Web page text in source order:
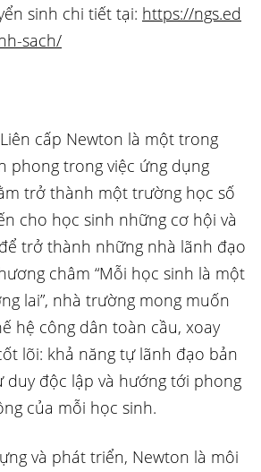
sinh chi tiết tại: https://ngs.ed
sach/
cấp Newton là một trong
phong trong việc ứng dụng
trở thành một trường học số
cho học sinh những cơ hội và
trở thành những nhà lãnh đạo
châm “Mỗi học sinh là một
lai”, nhà trường mong muốn
hệ công dân toàn cầu, xoay
lõi: khả năng tự lãnh đạo bản
duy độc lập và hướng tới phong
của mỗi học sinh.
và phát triển, Newton là môi